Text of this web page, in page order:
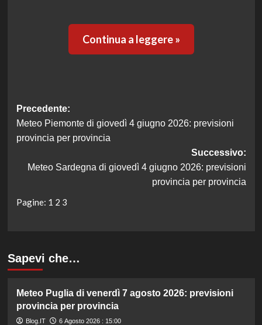
Continua a leggere »
Navigazione
articolo
Precedente:
Meteo Piemonte di giovedì 4 giugno 2026: previsioni
provincia per provincia
Successivo:
Meteo Sardegna di giovedì 4 giugno 2026: previsioni
provincia per provincia
Pagine: 1 2 3
Sapevi che…
Meteo Puglia di venerdì 7 agosto 2026: previsioni
provincia per provincia
Blog.IT 6 Agosto 2026 : 15:00